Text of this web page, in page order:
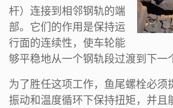
杆）连接到相邻钢轨的端
部。它们的作用是保持运
行面的连续性，使车轮能
够平稳地从一个钢轨段过渡到下一
为了胜任这项工作，鱼尾螺栓必须
振动和温度循环下保持扭矩，并且